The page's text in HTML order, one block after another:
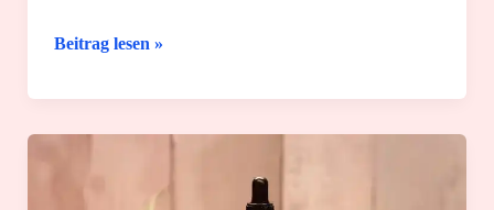
5
Rezepte
Beitrag lesen »